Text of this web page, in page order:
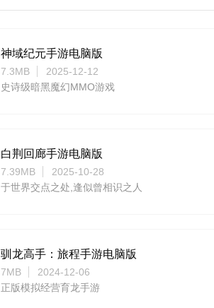
神域纪元手游电脑版
7.3MB
2025-12-12
史诗级暗黑魔幻MMO游戏
白荆回廊手游电脑版
7.39MB
2025-10-28
于世界交点之处,逢似曾相识之人
驯龙高手：旅程手游电脑版
7MB
2024-12-06
正版模拟经营育龙手游